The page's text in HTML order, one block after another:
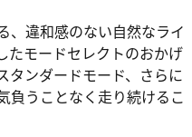
、違和感のない自然なライ
たモードセレクトのおかげ
タンダードモード、さらに
負うことなく走り続けるこ